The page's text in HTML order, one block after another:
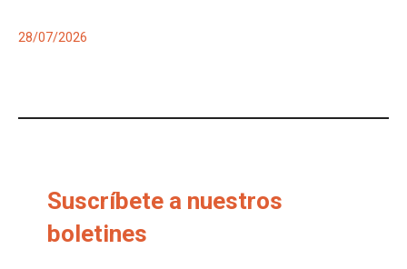
28/07/2026
Suscríbete a nuestros
boletines